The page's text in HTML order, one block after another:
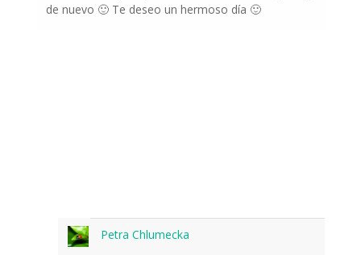
de nuevo 🙂 Te deseo un hermoso día 🙂
Petra Chlumecka